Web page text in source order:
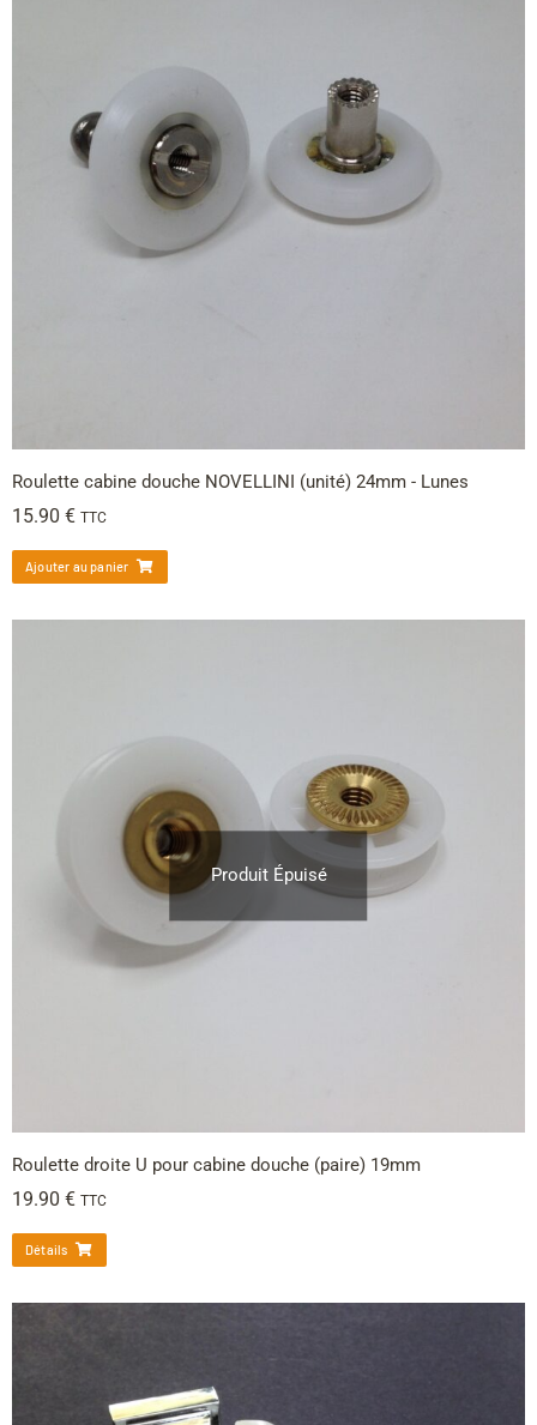
Roulette cabine douche NOVELLINI (unité) 24mm - Lunes
15.90 € TTC
Ajouter au panier
Produit Épuisé
Roulette droite U pour cabine douche (paire) 19mm
19.90 € TTC
Détails